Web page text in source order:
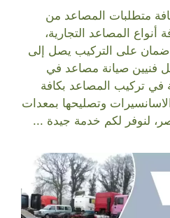
متطلبات المصاعد من
أنواع المصاعد التجارية،
ضمان على التركيب يصل إلى
فنيين صيانة مصاعد في
في تركيب المصاعد بكافة
وتصليحها بمعدات
لنوفر لكم خدمة جيدة ...